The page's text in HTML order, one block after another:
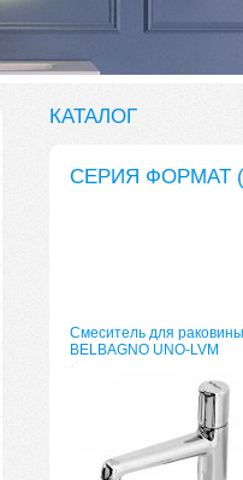
КАТАЛОГ
СЕРИЯ ФОРМАТ
Смеситель для раковины
BELBAGNO UNO-LVM